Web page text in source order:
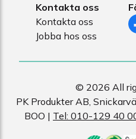
Kontakta oss
Kontakta oss
Jobba hos oss
© 2026 All
PK Produkter AB,
BOO | Tel: 010-129 40